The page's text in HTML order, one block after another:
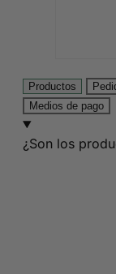
Productos
Medios de pago
¿Son los